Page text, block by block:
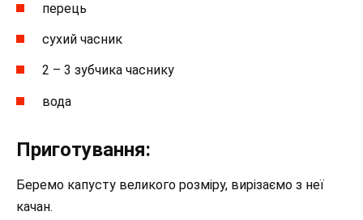
перець
сухий часник
2 – 3 зубчика часнику
вода
Приготування:
Беремо капусту великого розміру, вирізаємо з неї
качан.